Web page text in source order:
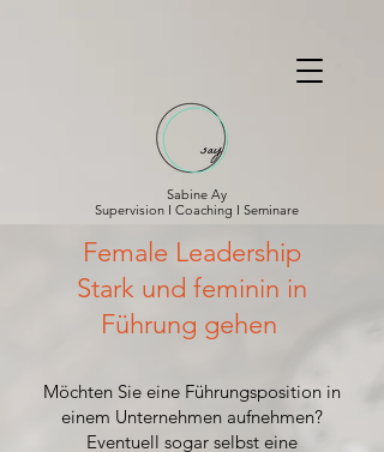
Sabine Ay
Supervision I Coaching I Seminare
Female Leadership
Stark und feminin in
Führung gehen
Möchten Sie eine Führungsposition in
einem Unternehmen aufnehmen?
Eventuell sogar selbst eine